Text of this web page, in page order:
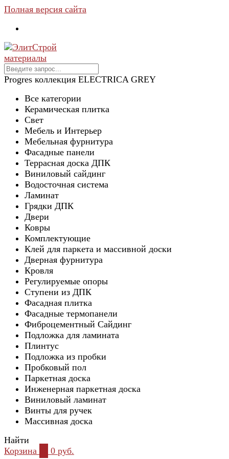
Полная версия сайта
Progres коллекция ELECTRICA GREY
Все категории
Керамическая плитка
Свет
Мебель и Интерьер
Мебельная фурнитура
Фасадные панели
Террасная доска ДПК
Виниловый сайдинг
Водосточная система
Ламинат
Грядки ДПК
Двери
Ковры
Комплектующие
Клей для паркета и массивной доски
Дверная фурнитура
Кровля
Регулируемые опоры
Ступени из ДПК
Фасадная плитка
Фасадные термопанели
Фиброцементный Сайдинг
Подложка для ламината
Плинтус
Подложка из пробки
Пробковый пол
Паркетная доска
Инженерная паркетная доска
Виниловый ламинат
Винты для ручек
Массивная доска
Найти
Корзина
0 руб.